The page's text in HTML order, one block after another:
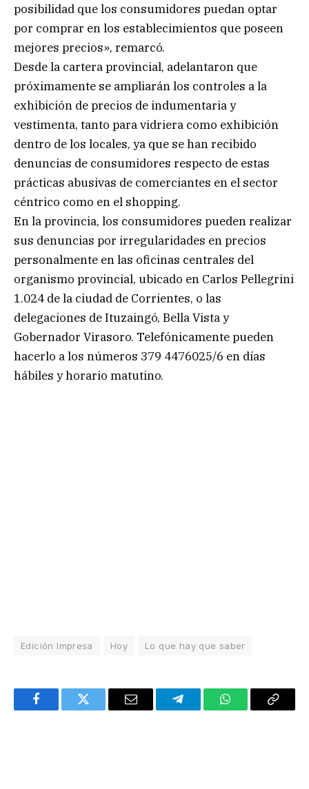
posibilidad que los consumidores puedan optar
por comprar en los establecimientos que poseen
mejores precios», remarcó.
Desde la cartera provincial, adelantaron que
próximamente se ampliarán los controles a la
exhibición de precios de indumentaria y
vestimenta, tanto para vidriera como exhibición
dentro de los locales, ya que se han recibido
denuncias de consumidores respecto de estas
prácticas abusivas de comerciantes en el sector
céntrico como en el shopping.
En la provincia, los consumidores pueden realizar
sus denuncias por irregularidades en precios
personalmente en las oficinas centrales del
organismo provincial, ubicado en Carlos Pellegrini
1.024 de la ciudad de Corrientes, o las
delegaciones de Ituzaingó, Bella Vista y
Gobernador Virasoro. Telefónicamente pueden
hacerlo a los números 379 4476025/6 en días
hábiles y horario matutino.
Edición Impresa Hoy Lo que hay que saber
FacebookTwitter Email TelegramWhatsAppCopy